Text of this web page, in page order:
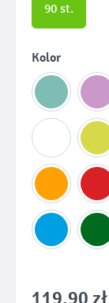
90 st.
Wybierz
Kolor
119,90 zł